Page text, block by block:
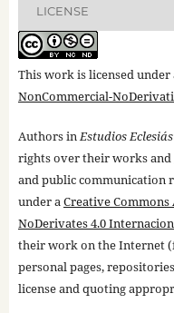
LICENSE
This work is licensed under
NonCommercial-
Authors inEstudios
rights over their works
and public communication
under aCreative
NoDerivates 4.0
their work on the Internet
personal pages,
license and quoting